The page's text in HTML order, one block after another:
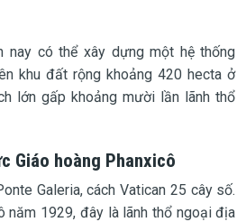
nay có thể xây dựng một hệ thống
khu đất rộng khoảng 420 hecta ở
lớn gấp khoảng mười lần lãnh thổ
Giáo hoàng Phanxicô
Galeria, cách Vatican 25 cây số.
năm 1929, đây là lãnh thổ ngoại địa